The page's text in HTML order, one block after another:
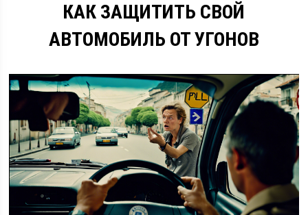
КАК ЗАЩИТИТЬ СВОЙ
АВТОМОБИЛЬ ОТ УГОНОВ